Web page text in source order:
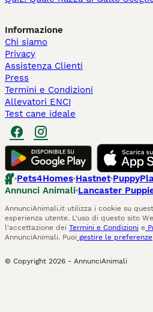
Informazione
Chi siamo
Privacy
Assistenza Clienti
Press
Termini e Condizioni
Allevatori ENCI
Test cane ideale
Pets4Homes Hastnet
Annunci Animali Lancaster
AnnunciAnimali.it utilizza i cookie su
esperienza utente. L'uso di questo sito
l'accettazione dei Termini e Condizioni e
AnnunciAnimali. Puoi gestire le preferenze
© Copyright 2026 - AnnunciAnimali